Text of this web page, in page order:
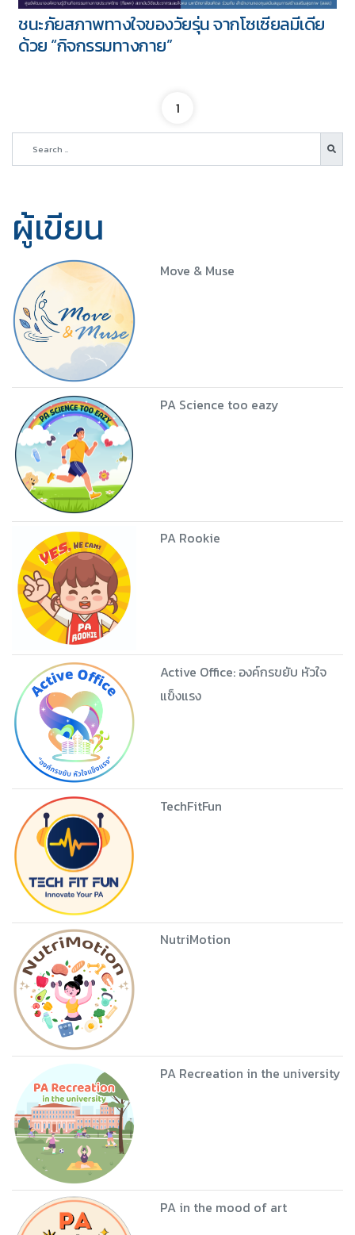
ชนะภัยสภาพทางใจของวัยรุ่น จากโซเซียลมีเดีย
ด้วย “กิจกรรมทางกาย”
1
ผู้เขียน
Move & Muse
PA Science too eazy
PA Rookie
Active Office: องค์กรขยับ หัวใจ
แข็งแรง
TechFitFun
NutriMotion
PA Recreation in the university
PA in the mood of art